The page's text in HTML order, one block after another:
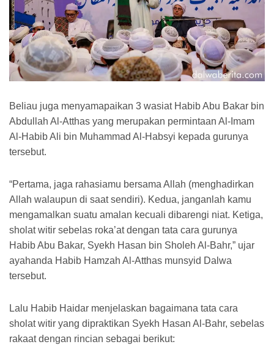
Beliau juga menyamapaikan 3 wasiat Habib Abu Bakar bin
Abdullah Al-Atthas yang merupakan permintaan Al-Imam
Al-Habib Ali bin Muhammad Al-Habsyi kepada gurunya
tersebut.
“Pertama, jaga rahasiamu bersama Allah (menghadirkan
Allah walaupun di saat sendiri). Kedua, janganlah kamu
mengamalkan suatu amalan kecuali dibarengi niat. Ketiga,
sholat witir sebelas roka’at dengan tata cara gurunya
Habib Abu Bakar, Syekh Hasan bin Sholeh Al-Bahr,” ujar
ayahanda Habib Hamzah Al-Atthas munsyid Dalwa
tersebut.
Lalu Habib Haidar menjelaskan bagaimana tata cara
sholat witir yang dipraktikan Syekh Hasan Al-Bahr, sebelas
rakaat dengan rincian sebagai berikut: